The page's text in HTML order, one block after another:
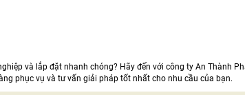
và lắp đặt nhanh chóng? Hãy đến với công ty An Thành
phục vụ và tư vấn giải pháp tốt nhất cho nhu cầu của bạn.